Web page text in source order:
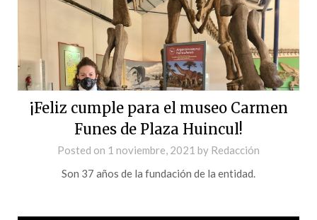
¡Feliz cumple para el museo Carmen
Funes de Plaza Huincul!
Posted on 1 noviembre, 2021 by Redacción
Son 37 años de la fundación de la entidad.